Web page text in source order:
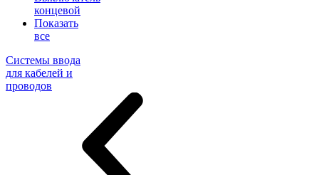
концевой
Показать
все
Системы ввода
для кабелей и
проводов